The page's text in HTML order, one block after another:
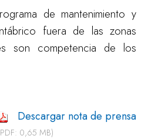
de mantenimiento y
fuera de las zonas
son competencia de los
Descargar nota de prensa
0,65 MB)